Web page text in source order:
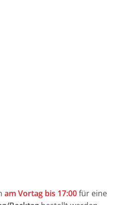
am Vortag bis 17:00für eine